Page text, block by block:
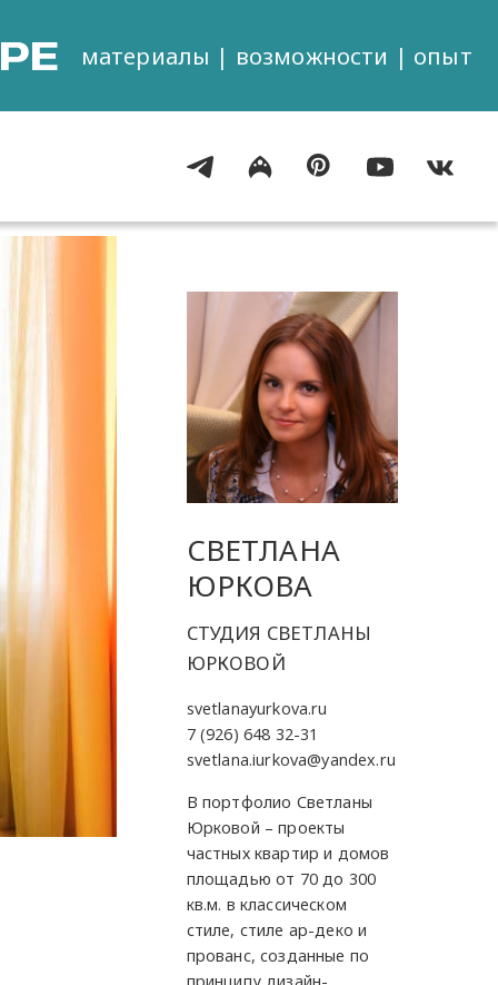
материалы | возможности | опыт
СВЕТЛАНА
ЮРКОВА
СТУДИЯ СВЕТЛАНЫ
ЮРКОВОЙ
svetlanayurkova.ru
7 (926) 648 32-31
svetlana.iurkova@yandex.ru
В портфолио Светланы
Юрковой – проекты
частных квартир и домов
площадью от 70 до 300
кв.м. в классическом
стиле, стиле ар-деко и
прованс, созданные по
принципу дизайн-